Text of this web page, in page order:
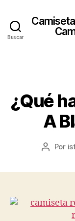
Buscar
¿Qué
A
Autor
Por